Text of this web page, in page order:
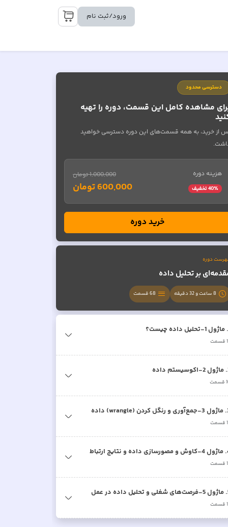
ورود/ثبت نام
دسترسی محدود
مشاهده کامل این قسمت، دوره را تهیه
از خرید، به همه قسمت‌های این دوره دسترسی خواهید
هزینه دوره
40٪ تخفیف
1,000,000 تومان
600,000 تومان
خرید دوره
دوره
بر تحلیل داده
8 ساعت و 32 دقیقه 68قسمت
.ماژول 1-تحلیل داده چیست؟
قسمت
.ماژول 2-اکوسیستم داده
قسمت
.ماژول 3-جمع‌آوری و رنگل کردن (wrangle) داده
قسمت
.ماژول 4-کاوش و مصورسازی داده و نتایج ارتباط
قسمت
.ماژول 5-فرصت‌های شغلی و تحلیل داده در عمل
قسمت